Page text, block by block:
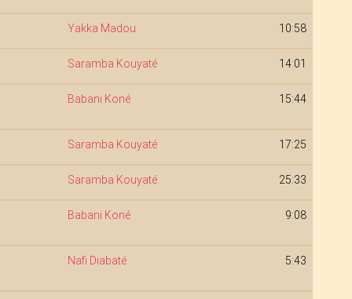
Yakka Madou 10:58
Saramba Kouyaté 14:01
Babani Koné 15:44
Saramba Kouyaté 17:25
Saramba Kouyaté 25:33
Babani Koné 9:08
Nafi Diabaté 5:43